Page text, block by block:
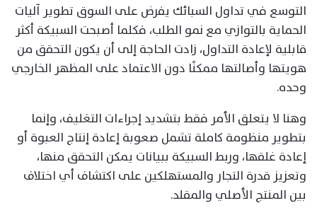
التوسع في تداول السبائك يفرض على السوق تطوير آليات
الحماية بالتوازي مع نمو الطلب، فكلما أصبحت السبيكة أكثر
قابلية لإعادة التداول، زادت الحاجة إلى أن يكون التحقق من
هويتها وأصالتها ممكنًا دون الاعتماد على المظهر الخارجي
وحده.
وهنا لا يتعلق الأمر فقط بتشديد إجراءات التغليف، وإنما
بتطوير منظومة كاملة تشمل صعوبة إعادة إنتاج العبوة أو
إعادة غلقها، وربط السبيكة ببيانات يمكن التحقق منها،
وتعزيز قدرة التجار والمستهلكين على اكتشاف أي اختلاف
بين المنتج الأصلي والمقلد.